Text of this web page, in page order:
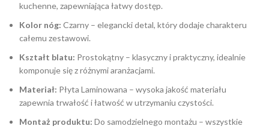
kuchenne, zapewniająca łatwy dostęp.
Kolor nóg: Czarny – elegancki detal, który dodaje charakteru
całemu zestawowi.
Kształt blatu: Prostokątny – klasyczny i praktyczny, idealnie
komponuje się z różnymi aranżacjami.
Materiał: Płyta Laminowana – wysoka jakość materiału
zapewnia trwałość i łatwość w utrzymaniu czystości.
Montaż produktu: Do samodzielnego montażu – wszystkie